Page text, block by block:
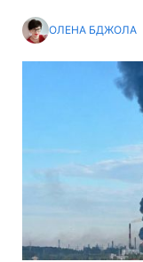
ОЛЕНА БДЖОЛА